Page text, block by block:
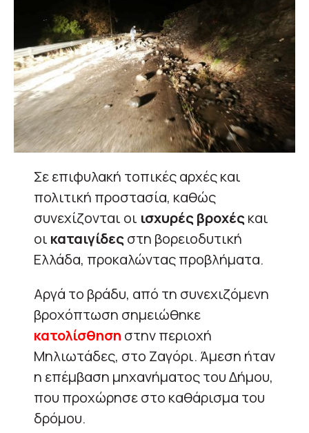
Σε επιφυλακή τοπικές αρχές και
πολιτική προστασία, καθώς
συνεχίζονται οι ισχυρές βροχέςκαι
οι καταιγίδεςστη βορειοδυτική
Ελλάδα, προκαλώντας προβλήματα.
Αργά το βράδυ, από τη συνεχιζόμενη
βροχόπτωση σημειώθηκε
κατολίσθηση στην περιοχή
Μηλιωτάδες, στο Ζαγόρι. Άμεση ήταν
η επέμβαση μηχανήματος του Δήμου,
που προχώρησε στο καθάρισμα του
δρόμου.